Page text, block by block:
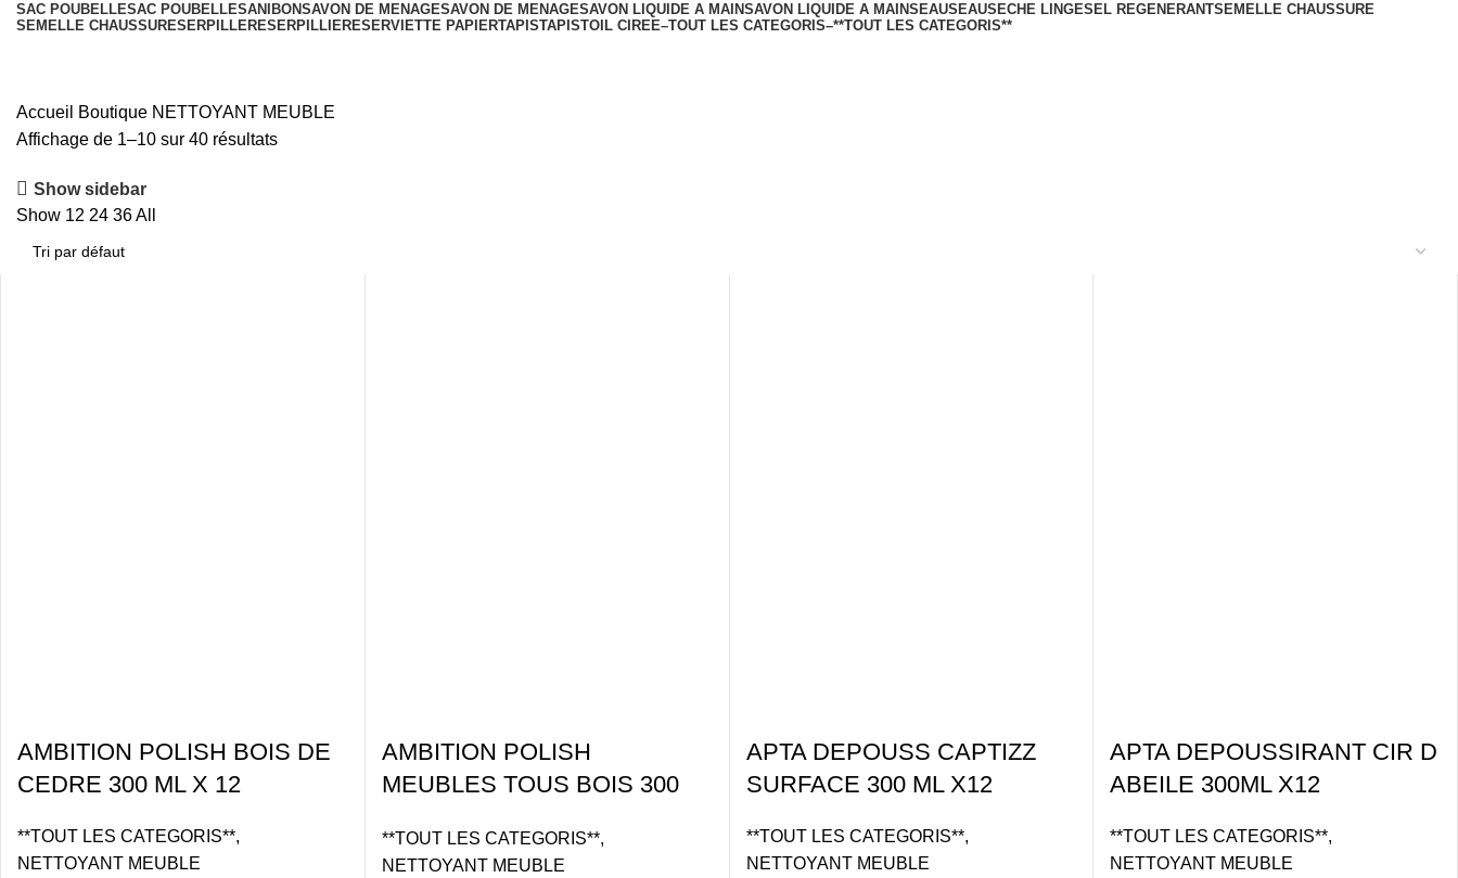
SAC POUBELLESAC POUBELLESANIBONSAVON DE MENAGESAVON DE MENAGESAVON LIQUIDE A MAINSAVON LIQUIDE A MAINSEAUSEAUSECHE LINGESEL REGENERANTSEMELLE CHAUSSURE
SEMELLE CHAUSSURESERPILLERESERPILLIERESERVIETTE PAPIERTAPISTAPISTOIL CIREE–TOUT LES CATEGORIS–**TOUT LES CATEGORIS**
Accueil Boutique NETTOYANT MEUBLE
Affichage de 1–10 sur 40 résultats
Show sidebar
Show 12 24 36All
AMBITION POLISH BOIS DE
CEDRE 300 ML X 12
**TOUT LES CATEGORIS**,
NETTOYANT MEUBLE
AMBITION POLISH
MEUBLES TOUS BOIS 300
**TOUT LES CATEGORIS**,
NETTOYANT MEUBLE
APTA DEPOUSS CAPTIZZ
SURFACE 300 ML X12
**TOUT LES CATEGORIS**,
NETTOYANT MEUBLE
APTA DEPOUSSIRANT CIR D
ABEILE 300ML X12
**TOUT LES CATEGORIS**,
NETTOYANT MEUBLE